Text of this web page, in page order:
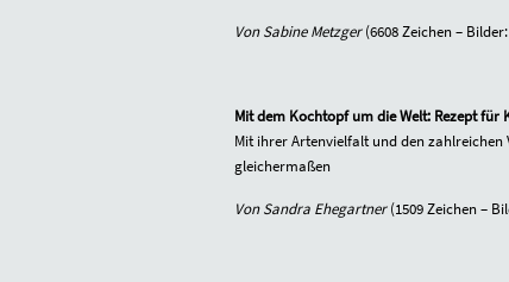
Von Sabine Metzger(6608 Zeichen – Bilder:
Mit dem Kochtopf um die Welt: Rezept für
Mit ihrer Artenvielfalt und den
gleichermaßen
Von Sandra Ehegartner(1509 Zeichen –